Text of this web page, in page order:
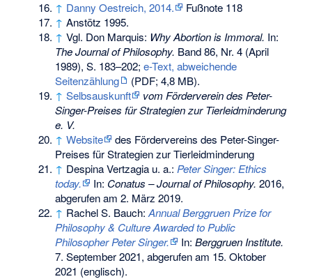
↑ Danny Oestreich, 2014.
Fußnote 118
↑ Anstötz 1995.
↑ Vgl. Don Marquis: Why Abortion is Immoral. In:
The Journal of Philosophy. Band 86, Nr. 4 (April
1989), S. 183–202;e-Text, abweichende
Seitenzählung
(PDF; 4,8 MB).
↑ Selbsauskunft
vom Förderverein des Peter-
Singer-Preises für Strategien zur Tierleidminderung
e. V.
↑ Website
des Fördervereins des Peter-Singer-
Preises für Strategien zur Tierleidminderung
↑ Despina Vertzagia u. a.: Peter Singer: Ethics
today.
In: Conatus – Journal of Philosophy. 2016,
abgerufen am 2. März 2019.
↑ Rachel S. Bauch:Annual Berggruen Prize for
Philosophy & Culture Awarded to Public
Philosopher Peter Singer.
In:Berggruen Institute.
7. September 2021, abgerufen am 15. Oktober
2021 (englisch).